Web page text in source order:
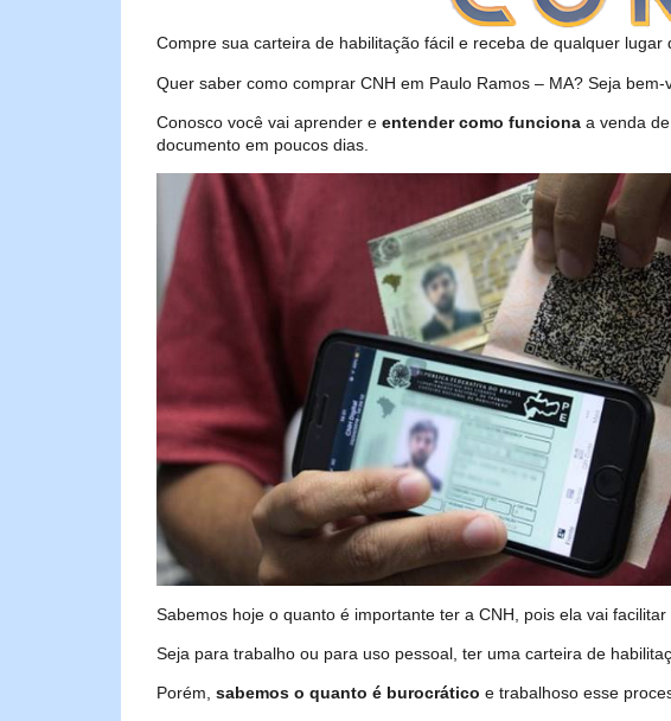
Compre sua carteira de habilitação fácil e receba de qualquer lugar
Quer saber como comprar CNH em Paulo Ramos – MA? Seja
Conosco você vai aprender e entender como funciona a venda
documento em poucos dias.
Sabemos hoje o quanto é importante ter a CNH, pois ela vai
Seja para trabalho ou para uso pessoal, ter uma carteira de
Porém, sabemos o quanto é burocrático e trabalhoso esse